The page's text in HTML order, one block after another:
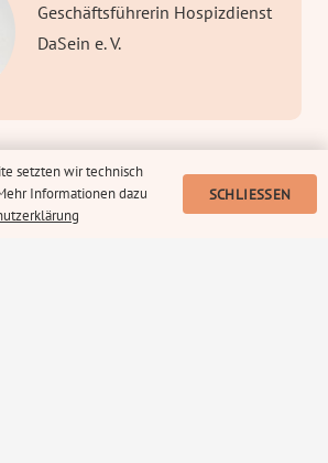
Geschäftsführerin Hospizdienst
DaSein e. V.
setzten wir technisch
Informationen dazu
SCHLIESSEN